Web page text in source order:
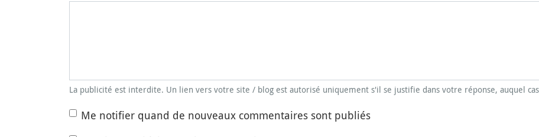
La publicité est interdite. Un lien vers votre site / blog est autorisé uniquement s'il se justifie dans votre réponse, auquel
Me notifier quand de nouveaux commentaires sont publiés